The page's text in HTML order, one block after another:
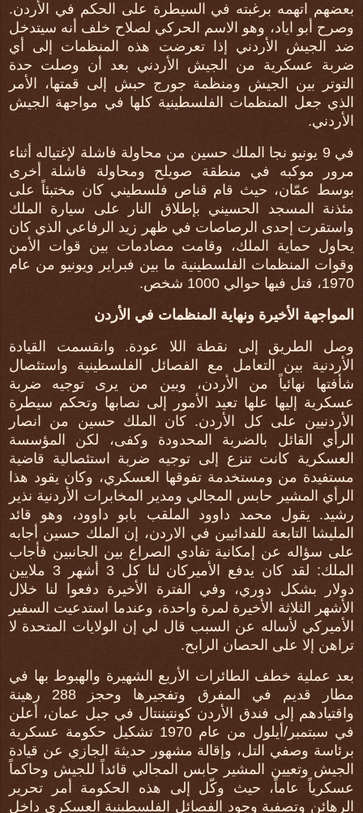
بعضهم اتهمه برغبته في السيطرة على الحكم في الأردن.
وصرح أبو اياد، وهو الاسم الحركي لصلاح خلف أنه سيتدخل
ضد الجيش الأردني إذا تعرضت هذه المنظمات إلى أي
ضربة عسكرية من الجيش الأردني بعد أن وصلت حدة
التوتر بين الجيش ومنظمة جورج حبش إلى قمتها، الأمر
الذي جعل المنظمات الفلسطينية كلها في مواجهة الجيش
الأردني.
في 9 يونيو نجا الملك حسين من محاولة فاشلة لإغتياله أثناء
مرور موكبه في منطقة صويلح ومحاولة فاشلة أخرى
بوسط عمّان، حيث قام قناص فلسطيني كان مختبئاً على
مئذنة المسجد الحسيني بإطلاق النار على سيارة الملك
واستقرت إحدى الرصاصات في ظهر زيد الرفاعي الذي كان
يحاول حماية الملك، وقامت مصادمات بين قوات الأمن
وقوات المنظمات الفلسطينية ما بين فبراير ويونيو من عام
1970، قتل فيها حوالي 1000 شخص.
المواجهة الأخيرة ونهاية المنظمات في الأردن
وصل الطريق إلى نقطة اللا عودة. وانقسمت القيادة
الأردنية بين التعامل مع الفصائل الفلسطينية واستئصال
شأفتها نهائياً من الأردن، وبين من يرى توجيه ضربة
عسكرية إليها علها تعيد الأمور إلى نصابها وتحكم سيطرة
الأردنيين على كل الأردن. كان الملك حسين من انصار
الرأي القائل بالضربة المحدودة وكفى، لكن المؤسسة
العسكرية كانت تنزع إلى توجيه ضربة استئصالية قاضية
مستفيدة من ومستخدمة تفوقها العسكري، وكان يقود هذا
الرأي المشير حابس المجالي ومدير المخابرات الأردنية نذير
رشيد. يقول محمد داوود الملقب بابو داوود، وهو قائد
المليشا التابعة للفدائيين في الاردن، إن الملك حسين أجابه
على سؤاله عن إمكانية تفادي الصراع بين الجانبين فأجاب
الملك: لقد كان يدفع الأميركان لنا كل 3 أشهر 3 ملايين
دولار بشكل دوري، وفي الفترة الأخيرة دفعوا لنا خلال
الأشهر الثلاثة الأخيرة لمرة واحدة، وعندما استدعيت السفير
الأميركي لأساله عن السبب قال لي إن الولايات المتحدة لا
تراهن إلا على الحصان الرابح.
بعد عملية خطف الطائرات الأربع الشهيرة والهبوط بها في
مطار قديم في المفرق وتفجيرها وحجز 288 رهينة
واقتيادهم إلى فندق الأردن كونتيننتال في جبل عمان، أعلن
في سبتمبر/أيلول من عام 1970 تشكيل حكومة عسكرية
برئاسة وصفي التل، وإقالة مشهور حديثة الجازي عن قيادة
الجيش وتعيين المشير حابس المجالي قائداً للجيش وحاكماً
عسكرياً عاماً، حيث وكّل إلى هذه الحكومة أمر تحرير
الرهائن وتصفية وجود الفصائل الفلسطينية العسكري داخل